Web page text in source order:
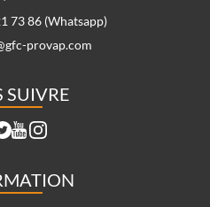
73 86 (Whatsapp)
provap.com
SUIVRE